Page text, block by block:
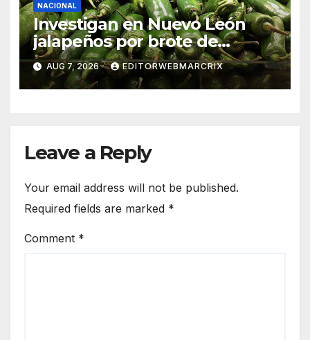
NACIONAL
Investigan en Nuevo León
jalapeños por brote de
salmonela en Estados Unidos
AUG 7, 2026 EDITORWEBMARCRIX
Leave a Reply
Your email address will not be published.
Required fields are marked *
Comment *